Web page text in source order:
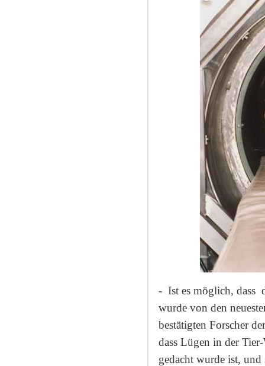
- Ist es möglich, dass
wurde von den
bestätigten Forscher
dass Lügen in der
gedacht wurde ist, und